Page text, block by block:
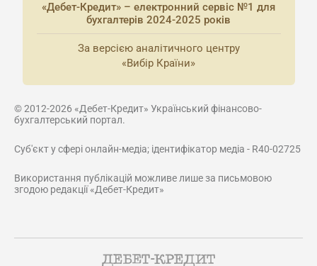
«Дебет-Кредит» – електронний сервіс №1 для
бухгалтерів 2024-2025 років
За версією аналітичного центру
«Вибір Країни»
© 2012-2026 «Дебет-Кредит» Український фінансово-
бухгалтерський портал.
Суб'єкт у сфері онлайн-медіа; ідентифікатор медіа - R40-02725
Використання публікацій можливе лише за письмовою
згодою редакції «Дебет-Кредит»